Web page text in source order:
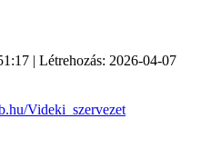
| Létrehozás: 2026-04-07
Videki_szervezet